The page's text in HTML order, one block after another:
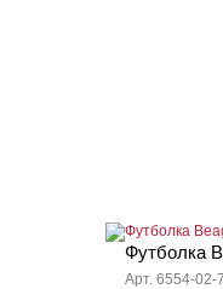
Футболка
Арт. 6554-02-